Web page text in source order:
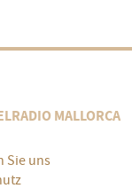
MALLORCA
Sie uns